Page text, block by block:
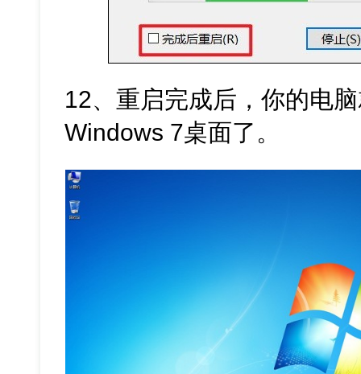
12、重启完成后，你的电
Windows 7桌面了。